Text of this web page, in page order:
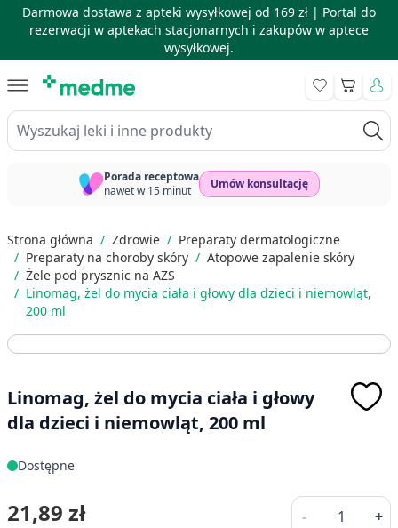
Darmowa dostawa z apteki wysyłkowej od 169 zł | Portal do
rezerwacji w aptekach stacjonarnych i zakupów w aptece
wysyłkowej.
Wyszukaj leki i inne produkty
Koszyk
Porada receptowa
nawet w 15 minut
Umów konsultację
Strona główna / Zdrowie / Preparaty dermatologiczne
/ Preparaty na choroby skóry / Atopowe zapalenie skóry
/ Żele pod prysznic na AZS
/ Linomag, żel do mycia ciała i głowy dla dzieci i niemowląt,
200 ml
Linomag, żel do mycia ciała i głowy
dla dzieci i niemowląt, 200 ml
Dostępne
21,89 zł -
Ilość
+